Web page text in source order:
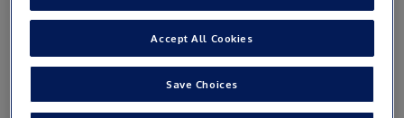
Numéro de téléphone
Accept All Cookies
Save Choices